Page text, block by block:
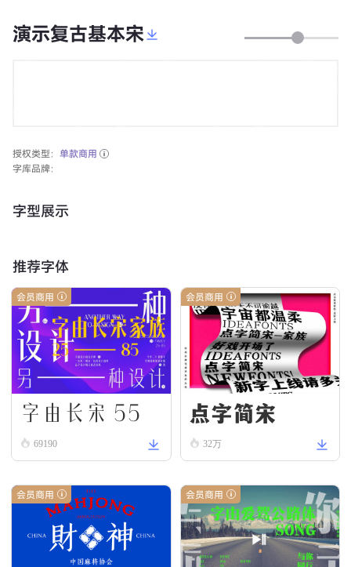
演示复古基本宋
授权类型： 单款商用
字库品牌：
字型展示
推荐字体
会员商用
字由长宋 55
69190
会员商用
点字简宋
32万
会员商用 会员商用